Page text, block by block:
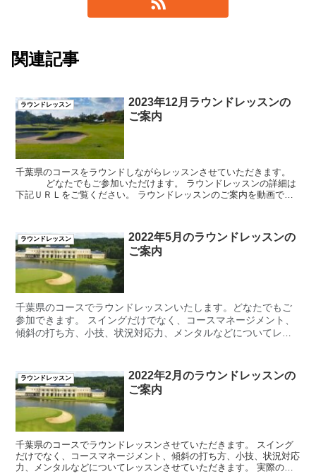
関連記事
ラウンドレッスン
2023年12月ラウンドレッスンの
ご案内
千葉県のコースをラウンドしながらレッスンさせていただきます。
どなたでもご参加いただけます。 ラウンドレッスンの詳細は
下記ＵＲＬをご覧ください。 ラウンドレッスンのご案内を動画でし
ラウンドレッスン
2022年5月のラウンドレッスンの
ご案内
千葉県のコースでラウンドレッスンいたします。どなたでもご
参加できます。 スイングだけでなく、コースマネージメント、
傾斜の打ち方、小技、状況対応力、メンタルなどについてレッ
る内容となっております。
ラウンドレッスン
2022年2月のラウンドレッスンの
ご案内
千葉県のコースでラウンドレッスンさせていただきます。 スイング
だけでなく、コースマネージメント、傾斜の打ち方、小技、状況対応
力、メンタルなどについてレッスンさせていただきます。 実際のコ